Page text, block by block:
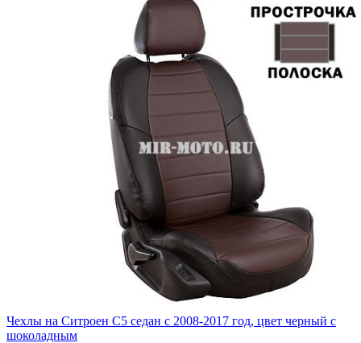
Чехлы на Ситроен С5 седан с 2008-2017 год, цвет черный с
шоколадным